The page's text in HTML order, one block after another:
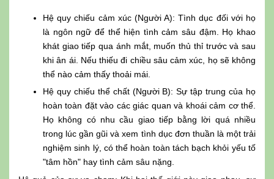
Hệ quy chiếu cảm xúc (Người A): Tình dục đối với họ
là ngôn ngữ để thể hiện tình cảm sâu đậm. Họ khao
khát giao tiếp qua ánh mắt, muốn thủ thỉ trước và sau
khi ân ái. Nếu thiếu đi chiều sâu cảm xúc, họ sẽ không
thể nào cảm thấy thoải mái.
Hệ quy chiếu thể chất (Người B): Sự tập trung của họ
hoàn toàn đặt vào các giác quan và khoái cảm cơ thể.
Họ không có nhu cầu giao tiếp bằng lời quá nhiều
trong lúc gần gũi và xem tình dục đơn thuần là một trải
nghiệm sinh lý, có thể hoàn toàn tách bạch khỏi yếu tố
"tâm hồn" hay tình cảm sâu nặng.